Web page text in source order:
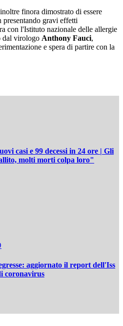
finora dimostrato di essere
presentando gravi effetti
con l'Istituto nazionale delle allergie
dal virologo Anthony Fauci,
e spera di partire con la
casi e 99 decessi in 24 ore | Gli
molti morti colpa loro"
aggiornato il report dell'Iss
coronavirus